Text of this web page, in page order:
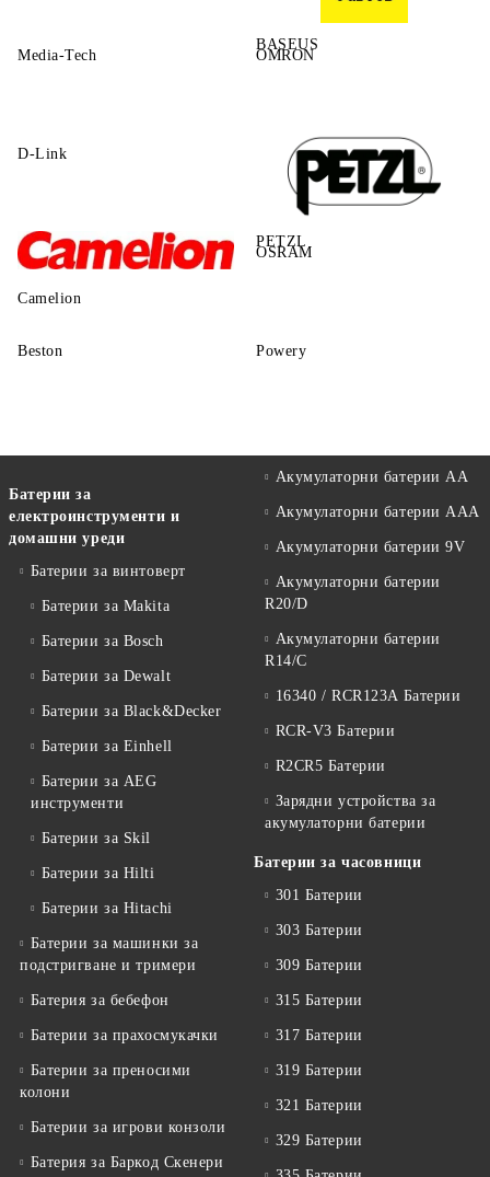
BASEUS
Media-Tech OMRON
D-Link
PETZL
Camelion
OSRAM
Beston Powery
Батерии за
електроинструменти и
домашни уреди
Батерии за винтоверт
Батерии за Makita
Батерии за Bosch
Батерии за Dewalt
Батерии за Black&Decker
Батерии за Einhell
Батерии за AEG
инструменти
Батерии за Skil
Батерии за Hilti
Батерии за Hitachi
Батерии за машинки за
подстригване и тримери
Батерия за бебефон
Батерии за прахосмукачки
Батерии за преносими
колони
Батерии за игрови конзоли
Батерия за Баркод Скенери
Акумулаторни батерии АА
Акумулаторни батерии AAA
Акумулаторни батерии 9V
Акумулаторни батерии
R20/D
Акумулаторни батерии
R14/C
16340 / RCR123A Батерии
RCR-V3 Батерии
R2CR5 Батерии
Зарядни устройства за
акумулаторни батерии
Батерии за часовници
301 Батерии
303 Батерии
309 Батерии
315 Батерии
317 Батерии
319 Батерии
321 Батерии
329 Батерии